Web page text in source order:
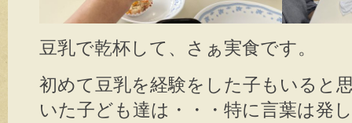
豆乳で乾杯して、さぁ実食です。
初めて豆乳を経験をした子もいると
いた子ども達は・・・特に言葉は発